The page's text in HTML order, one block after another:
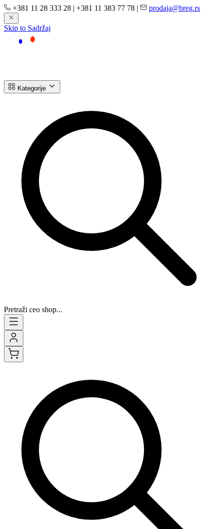
+381 11 28 333 28 | +381 11 383 77 78 | prodaja@breg.rs
Skip to Sadržaj
Kategorije
Pretraži ceo shop...